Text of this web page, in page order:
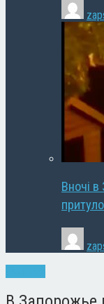
Вночі в